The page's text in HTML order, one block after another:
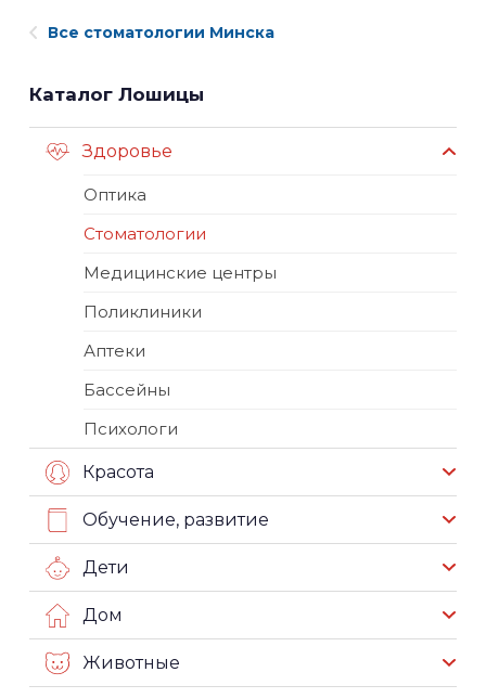
Все стоматологии Минска
Каталог Лошицы
Здоровье
Оптика
Стоматологии
Медицинские центры
Поликлиники
Аптеки
Бассейны
Психологи
Красота
Обучение, развитие
Дети
Дом
Животные